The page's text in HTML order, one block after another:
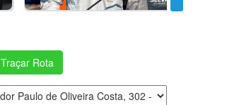
Traçar Rota